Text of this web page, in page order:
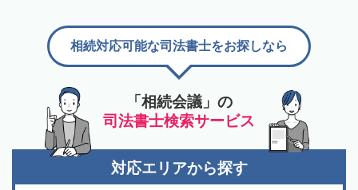
「相続会議」の
司法書士検索サービス
相続対応可能な司法書士をお探しなら
対応エリアから探す